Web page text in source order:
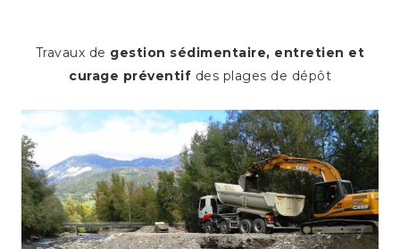
Travaux de gestion sédimentaire, entretien et
curage préventif des plages de dépôt